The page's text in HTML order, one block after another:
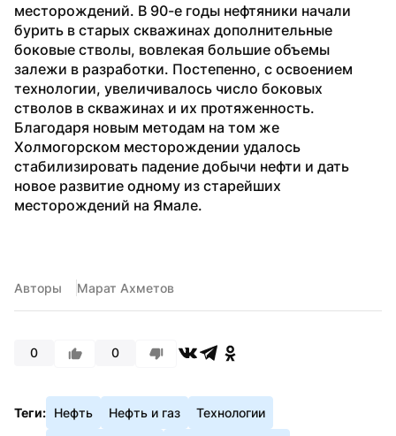
месторождений. В 90-е годы нефтяники начали
бурить в старых скважинах дополнительные
боковые стволы, вовлекая большие объемы
залежи в разработки. Постепенно, с освоением
технологии, увеличивалось число боковых
стволов в скважинах и их протяженность.
Благодаря новым методам на том же
Холмогорском месторождении удалось
стабилизировать падение добычи нефти и дать
новое развитие одному из старейших
месторождений на Ямале.
Авторы Марат Ахметов
0 0
Теги: Нефть Нефть и газ Технологии